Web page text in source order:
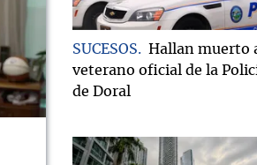
SUCESOS
Hallan muerto
veterano oficial de la
de Doral